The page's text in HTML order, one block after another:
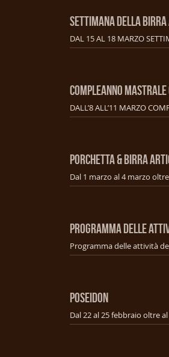
SETTIMANA DELLA
COMPLEANNO
PORCHETTA & BIRRA
PROGRAMMA DELLE
Programma delle attività
POSEIDON